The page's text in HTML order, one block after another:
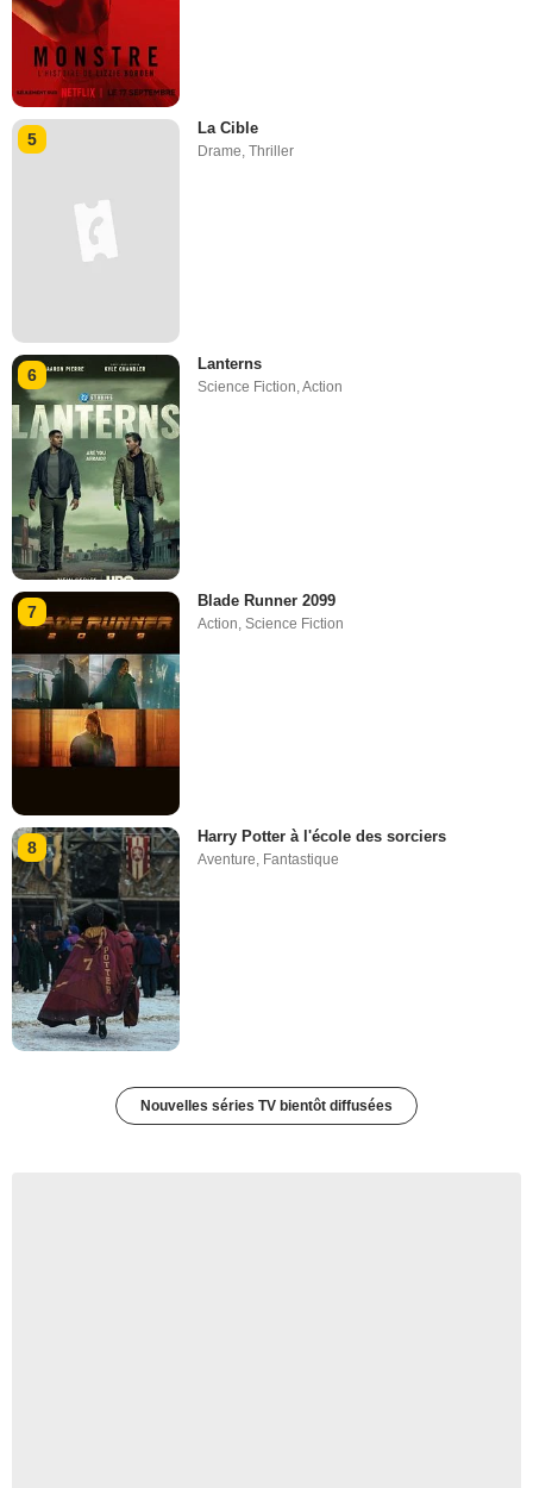
5
La Cible
Drame,Thriller
6
Lanterns
Science Fiction,Action
7
Blade Runner 2099
Action ,Science Fiction
8
Harry Potter à l'école des sorciers
Aventure, Fantastique
Nouvelles séries TV bientôt diffusées